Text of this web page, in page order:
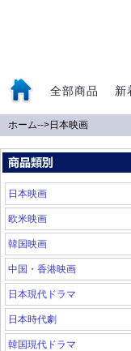
全部商品 新
ホーム-->日本映画
日本映画
欧米映画
韓国映画
中国・香港映画
日本現代ドラマ
日本時代劇
韓国現代ドラマ